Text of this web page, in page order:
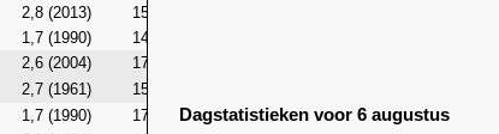
2,8 (2013) 15,6 (2012)
1,7 (1990) 14,6 (2018)
2,6 (2004) 17,4 (2018)
2,7 (1961) 15,5 (2017)
1,7 (1990) 17,7 (2017) 8,6 (1961) 24,0(2026)
Dagstatistieken voor 6 augustus